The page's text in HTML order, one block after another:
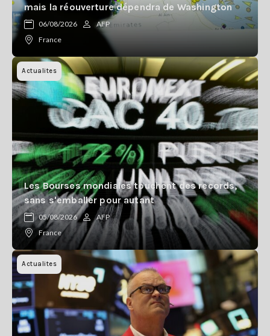
mais la réouverture dépendra de Washington
06/08/2026
AFP
France
Actualites
Les Bourses mondiales touchent des records,
sans s'emballer pour autant
05/08/2026
AFP
France
Actualites